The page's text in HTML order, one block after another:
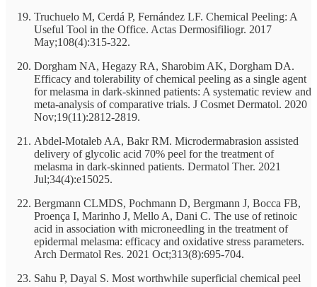
Truchuelo M, Cerdá P, Fernández LF. Chemical Peeling: A
Useful Tool in the Office. Actas Dermosifiliogr. 2017
May;108(4):315-322.
Dorgham NA, Hegazy RA, Sharobim AK, Dorgham DA.
Efficacy and tolerability of chemical peeling as a single agent
for melasma in dark-skinned patients: A systematic review and
meta-analysis of comparative trials. J Cosmet Dermatol. 2020
Nov;19(11):2812-2819.
Abdel-Motaleb AA, Bakr RM. Microdermabrasion assisted
delivery of glycolic acid 70% peel for the treatment of
melasma in dark-skinned patients. Dermatol Ther. 2021
Jul;34(4):e15025.
Bergmann CLMDS, Pochmann D, Bergmann J, Bocca FB,
Proença I, Marinho J, Mello A, Dani C. The use of retinoic
acid in association with microneedling in the treatment of
epidermal melasma: efficacy and oxidative stress parameters.
Arch Dermatol Res. 2021 Oct;313(8):695-704.
Sahu P, Dayal S. Most worthwhile superficial chemical peel